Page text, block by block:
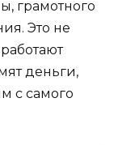
грамотного
Это не
деньги,
с самого